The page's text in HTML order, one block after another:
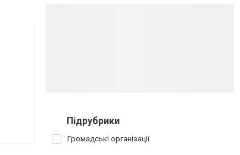
Підрубрики
Громадські організації